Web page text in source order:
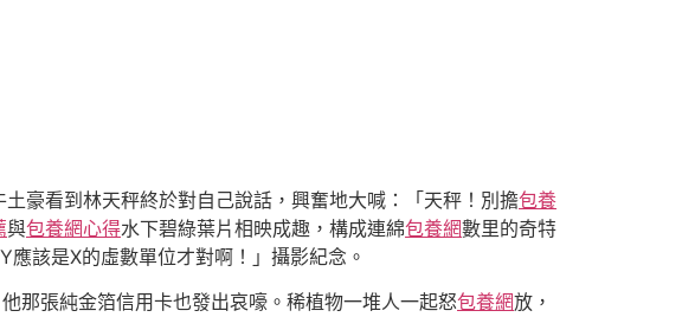
豪看到林天秤終於對自己說話，興奮地大喊：「天秤！別擔包養
與包養網心得水下碧綠葉片相映成趣，構成連綿包養網數里的奇特
該是X的虛數單位才對啊！」攝影紀念。
那張純金箔信用卡也發出哀嚎。稀植物一堆人一起怒包養網放，